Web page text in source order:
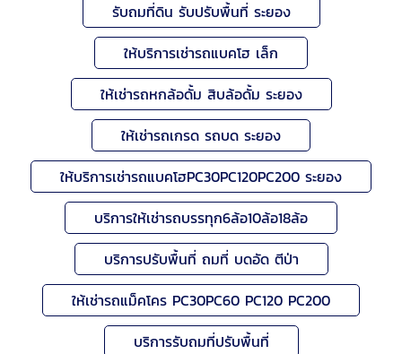
รับถมที่ดิน รับปรับพื้นที่ ระยอง
ให้บริการเช่ารถแบคโฮ เล็ก
ให้เช่ารถหกล้อดั้ม สิบล้อดั้ม ระยอง
ให้เช่ารถเกรด รถบด ระยอง
ให้บริการเช่ารถแบคโฮPC30PC120PC200 ระยอง
บริการให้เช่ารถบรรทุก6ล้อ10ล้อ18ล้อ
บริการปรับพื้นที่ ถมที่ บดอัด ตีป่า
ให้เช่ารถแม็คโคร PC30PC60 PC120 PC200
บริการรับถมที่ปรับพื้นที่